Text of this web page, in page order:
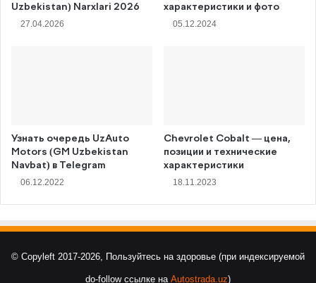
Uzbekistan) Narxlari 2026
27.04.2026
характеристики и фото
05.12.2024
Узнать очередь UzAuto
Motors (GM Uzbekistan
Navbat) в Telegram
06.12.2022
Chevrolet Cobalt — цена,
позиции и технические
характеристики
18.11.2023
© Copyleft 2017-2026, Пользуйтесь на здоровье (при индексируемой
do-follow ссылке на Autostrada.uz)